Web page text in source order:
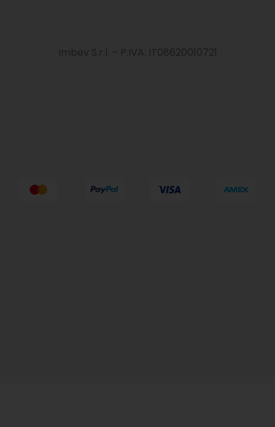
Imbev S.r.l. – P.IVA: IT08620010721